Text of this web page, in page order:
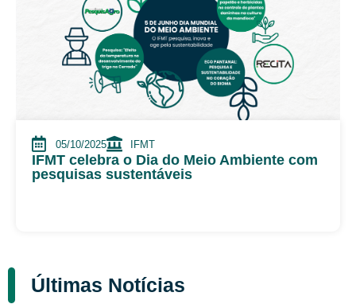
05/10/2025 IFMT
IFMT celebra o Dia do Meio Ambiente com
pesquisas sustentáveis
Últimas Notícias